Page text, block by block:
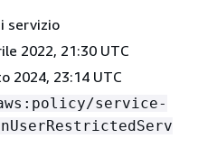
servizio
2022, 21:30 UTC
2024, 23:14 UTC
service-